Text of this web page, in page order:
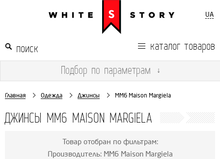
UA
каталог товаров
Подбор по параметрам ↓
Главная Одежда Джинсы MM6 Maison Margiela
ДЖИНСЫ MM6 MAISON MARGIELA
Товар отобран по фильтрам:
Производитель: MM6 Maison Margiela